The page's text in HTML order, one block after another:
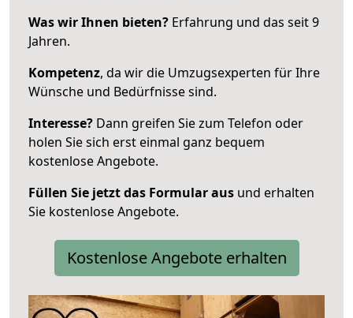
Was wir Ihnen bieten? Erfahrung und das seit 9
Jahren.
Kompetenz, da wir die Umzugsexperten für Ihre
Wünsche und Bedürfnisse sind.
Interesse? Dann greifen Sie zum Telefon oder
holen Sie sich erst einmal ganz bequem
kostenlose Angebote.
Füllen Sie jetzt das Formular aus und erhalten
Sie kostenlose Angebote.
Kostenlose Angebote erhalten